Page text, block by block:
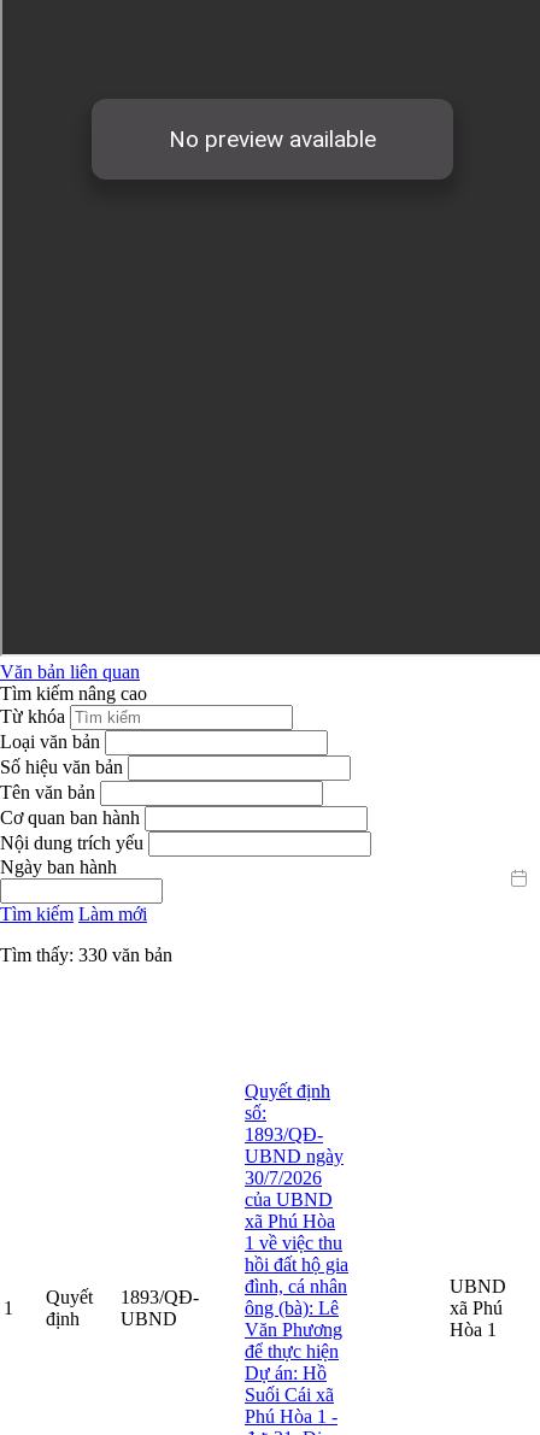
Văn bản liên quan
Tìm kiếm nâng cao
Từ khóa
Loại văn bản
Số hiệu văn bản
Tên văn bản
Cơ quan ban hành
Nội dung trích yếu
Ngày ban hành
Tìm kiếm Làm mới
Tìm thấy: 330 văn bản
1
Quyết
định
1893/QĐ-
UBND
Quyết định
số:
1893/QĐ-
UBND ngày
30/7/2026
của UBND
xã Phú Hòa
1 về việc thu
hồi đất hộ gia
đình, cá nhân
ông (bà): Lê
Văn Phương
để thực hiện
Dự án: Hồ
Suối Cái xã
Phú Hòa 1 -
UBND
xã Phú
Hòa 1